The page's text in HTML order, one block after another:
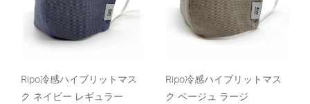
Ripo冷感ハイブリットマス
ク ネイビー レギュラー
Ripo冷感ハイブリットマス
ク ベージュ ラージ